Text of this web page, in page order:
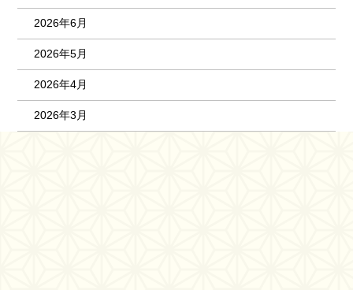
2026年6月
2026年5月
2026年4月
2026年3月